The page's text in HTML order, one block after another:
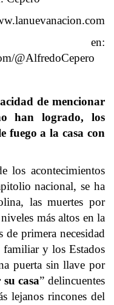
en:
@AlfredoCepero
de mencionar
han logrado, los
fuego a la casa con
los acontecimientos
nacional, se ha
las muertes por
más altos en la
de primera necesidad
familiar y los Estados
puerta sin llave por
casa” delincuentes
lejanos rincones del